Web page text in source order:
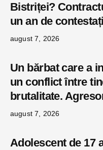
Bistriței?
un an de
august 7, 2026
Un bărbat care a
un conflict între
brutalitate.
august 7, 2026
Adolescent de 17